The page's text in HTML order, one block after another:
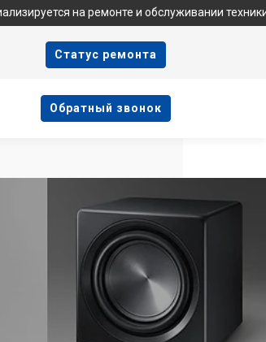
ремонте и обслуживании техники Samsung.
Cтатус ремонта
Oбратный звонок